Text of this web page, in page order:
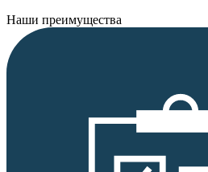
Наши преимущества